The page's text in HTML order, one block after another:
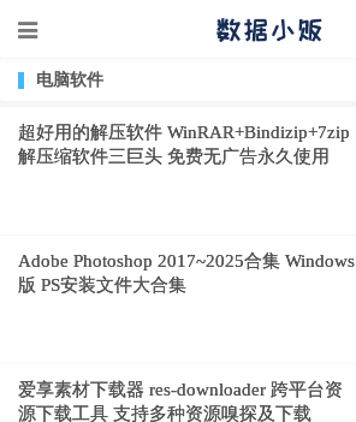
电脑软件
超好用的解压软件 WinRAR+Bindizip+7zip
解压缩软件三巨头 免费无广告永久使用
Adobe Photoshop 2017~2025合集 Windows
版 PS安装文件大合集
爱享素材下载器 res-downloader 跨平台资
源下载工具 支持多种资源嗅探及下载